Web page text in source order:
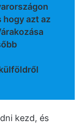
azt az
kezd, és